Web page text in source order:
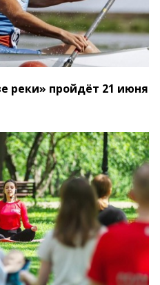
реки» пройдёт 21 июня